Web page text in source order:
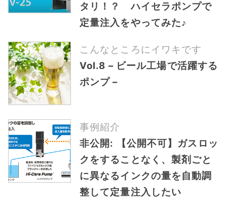
タリ！？ ハイセラポンプで
定量注入をやってみた♪
こんなところにイワキです
Vol.8 – ビール工場で活躍する
ポンプ –
事例紹介
非公開: 【公開不可】ガスロッ
クをすることなく、製剤ごと
に異なるインクの量を自動調
整して定量注入したい